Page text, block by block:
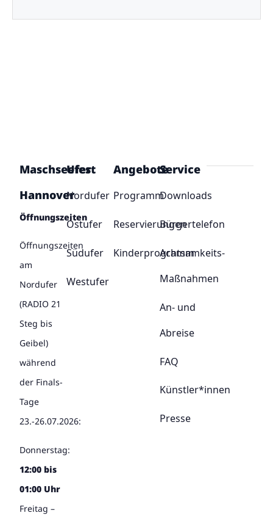
Maschseefest
Hannover
Öffnungszeiten
Öffnungszeiten
am
Nordufer
(RADIO 21
Steg bis
Geibel)
während
der Finals-
Tage
23.-26.07.2026:
Donnerstag:
12:00 bis
01:00 Uhr
Freitag –
Ufer
Nordufer
Ostufer
Südufer
Westufer
Angebote
Programm
Reservierungen
Kinderprogramm
Service
Downloads
Bürgertelefon
Achtsamkeits-
Maßnahmen
An- und
Abreise
FAQ
Künstler*innen
Presse